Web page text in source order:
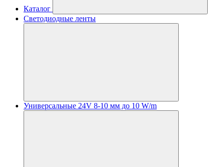
Каталог
Светодиодные ленты
Универсальные 24V 8-10 мм до 10 W/m